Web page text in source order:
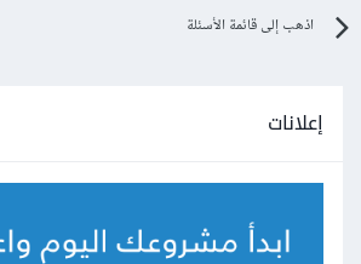
اذهب إلى قائمة الأسئلة
إعلانات